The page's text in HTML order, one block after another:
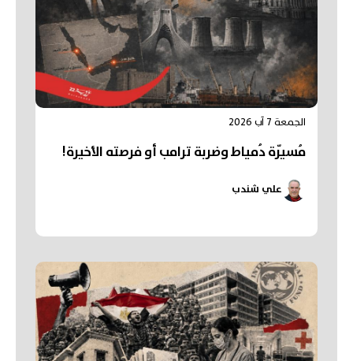
الجمعة 7 آب 2026
مُسيّرة دُمياط وضربة ترامب أو فرصته الأخيرة!
علي شندب